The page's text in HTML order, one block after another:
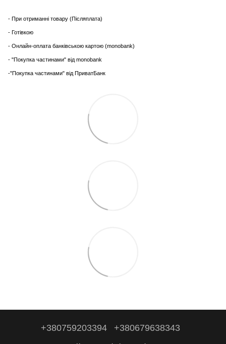
- При отриманні товару (Післяплата)
- Готівкою
- Онлайн-оплата банківською картою (monobank)
- "Покупка частинами" від monobank
-"Покупка частинами" від ПриватБанк
+380759203394 +380679638343